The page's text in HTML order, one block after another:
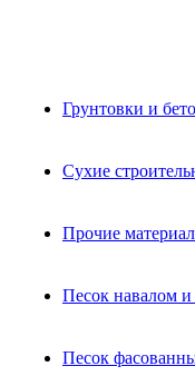
Грунтовки и
Сухие
Прочие
Песок навалом
Песок